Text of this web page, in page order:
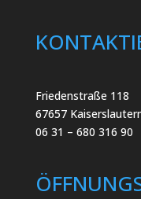
Friedenstraße 118
67657
06 31 – 680 316 90